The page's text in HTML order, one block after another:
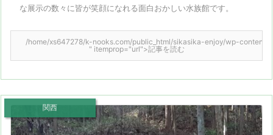
な展示の数々に皆が笑顔になれる面白おかしい水族館です。
/home/xs647278/k-nooks.com/public_html/sikasika-enjoy/wp-
" itemprop="url">記事を読む
関西